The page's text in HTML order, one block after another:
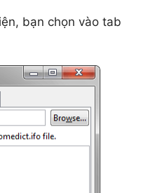
bạn chọn vào tab